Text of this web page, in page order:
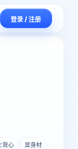
登录 / 注册
背心 显身材